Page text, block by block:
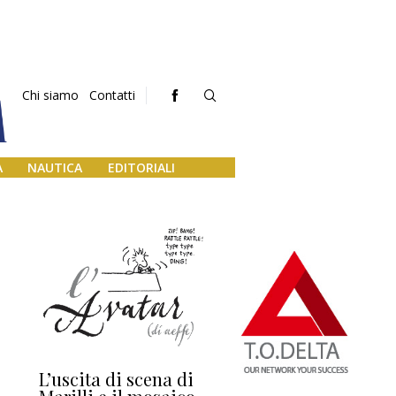
Chi siamo Contatti
NAUTICA EDITORIALI
L’uscita di scena di Darsena a Europa,